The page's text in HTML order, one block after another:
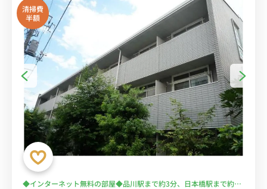
清掃費
半額
◆インターネット無料の部屋◆品川駅まで約3分、日本橋駅まで約19